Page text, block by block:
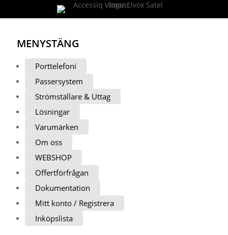
MENYSTÄNG
Porttelefoni
Passersystem
Strömställare & Uttag
Lösningar
Varumärken
Om oss
WEBSHOP
Offertförfrågan
Dokumentation
Mitt konto / Registrera
Inköpslista